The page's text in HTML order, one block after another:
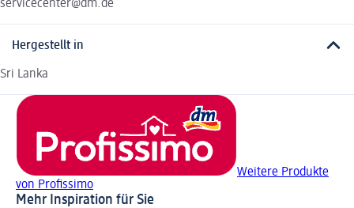
servicecenter@dm.de
Hergestellt in
Sri Lanka
Weitere Produkte
von Profissimo
Mehr Inspiration für Sie